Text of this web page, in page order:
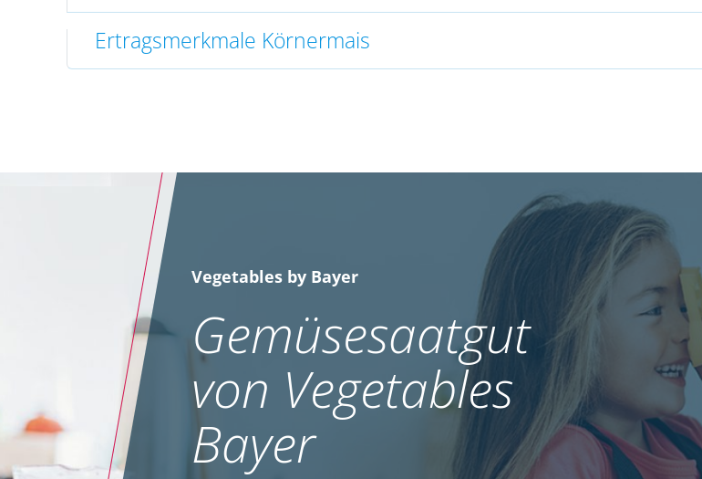
Ertragsmerkmale Körnermais
Vegetables by Bayer
Gemüsesaatgut
von Vegetables
Bayer